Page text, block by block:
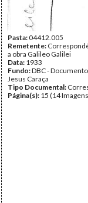
Pasta:04412.005
Remetente:
a obra Galileo Galilei
Data: 1933
Fundo:DBC -
Jesus Caraça
Tipo Documental:
Página(s): 15 (14